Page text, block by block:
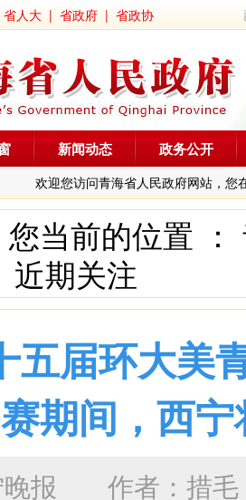
省人大 | 省政府 | 省政协
欢迎您访问青海省人民政府网站，您
新闻动态 政务公开
当前的位置 ：
近期关注
五届环大
赛期间，西
晚报 作者： 措毛